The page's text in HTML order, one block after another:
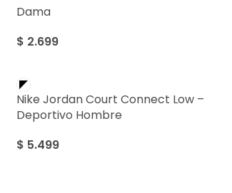
Dama
$ 2.699
Nike Jordan Court Connect Low –
Deportivo Hombre
$ 5.499